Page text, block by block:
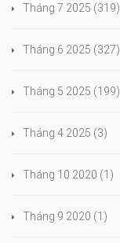
Tháng 7 2025 (319)
Tháng 6 2025 (327)
Tháng 5 2025 (199)
Tháng 4 2025 (3)
Tháng 10 2020 (1)
Tháng 9 2020 (1)